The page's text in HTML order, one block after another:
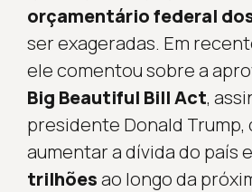
orçamentário federal
ser exageradas. Em
ele comentou sobre a
Big Beautiful Bill Act,
presidente Donald Trump,
aumentar a dívida do país
trilhõesao longo da